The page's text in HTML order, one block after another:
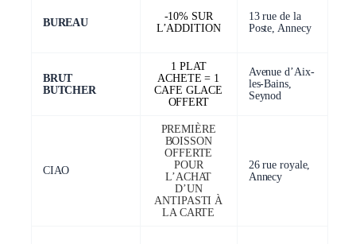
BUREAU
-10% SUR
L’ADDITION
13 rue de la
Poste, Annecy
BRUT
BUTCHER
1 PLAT
ACHETE = 1
CAFE GLACE
OFFERT
Avenue d’Aix-
les-Bains,
Seynod
CIAO
PREMIÈRE
BOISSON
OFFERTE
POUR
L’ACHAT
D’UN
ANTIPASTI À
LA CARTE
26 rue royale,
Annecy